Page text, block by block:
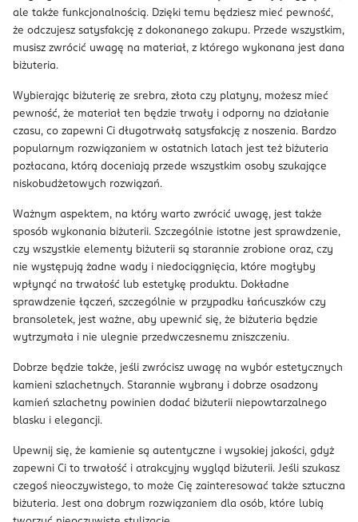
ale także funkcjonalnością. Dzięki temu będziesz mieć pewność,
że odczujesz satysfakcję z dokonanego zakupu. Przede wszystkim,
musisz zwrócić uwagę na materiał, z którego wykonana jest dana
biżuteria.
Wybierając biżuterię ze srebra, złota czy platyny, możesz mieć
pewność, że materiał ten będzie trwały i odporny na działanie
czasu, co zapewni Ci długotrwałą satysfakcję z noszenia. Bardzo
popularnym rozwiązaniem w ostatnich latach jest też biżuteria
pozłacana, którą doceniają przede wszystkim osoby szukające
niskobudżetowych rozwiązań.
Ważnym aspektem, na który warto zwrócić uwagę, jest także
sposób wykonania biżuterii. Szczególnie istotne jest sprawdzenie,
czy wszystkie elementy biżuterii są starannie zrobione oraz, czy
nie występują żadne wady i niedociągnięcia, które mogłyby
wpłynąć na trwałość lub estetykę produktu. Dokładne
sprawdzenie łączeń, szczególnie w przypadku łańcuszków czy
bransoletek, jest ważne, aby upewnić się, że biżuteria będzie
wytrzymała i nie ulegnie przedwczesnemu zniszczeniu.
Dobrze będzie także, jeśli zwrócisz uwagę na wybór estetycznych
kamieni szlachetnych. Starannie wybrany i dobrze osadzony
kamień szlachetny powinien dodać biżuterii niepowtarzalnego
blasku i elegancji.
Upewnij się, że kamienie są autentyczne i wysokiej jakości, gdyż
zapewni Ci to trwałość i atrakcyjny wygląd biżuterii. Jeśli szukasz
czegoś nieoczywistego, to może Cię zainteresować także sztuczna
biżuteria. Jest ona dobrym rozwiązaniem dla osób, które lubią